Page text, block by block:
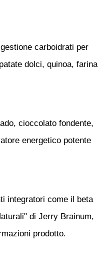
carboidrati per
dolci, quinoa, farina
cioccolato fondente,
energetico potente
integratori come il beta
di Jerry Brainum,
prodotto.